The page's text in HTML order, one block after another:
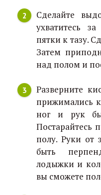
Сделайте
ухватитесь
пятки к тазу.
Затем
над полом и
Разверните
прижимались
ног и рук
Постарайтесь
полу. Руки от
быть
лодыжки и
вы сможете